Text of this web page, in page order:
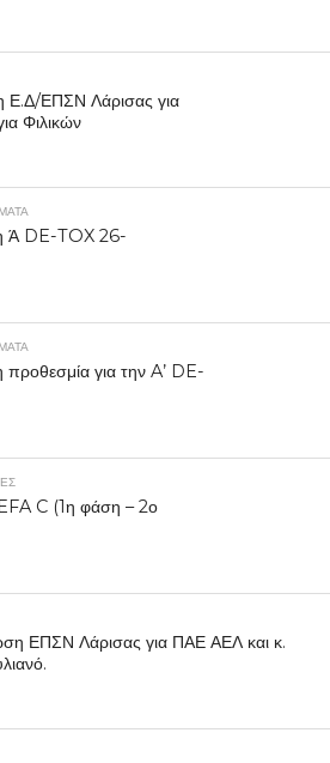
ΕΠΣΝ Λάρισας για
Φιλικών
Ά DE-TOX 26-
προθεσμία για την A’ DE-
C (1η φάση – 2ο
ΕΠΣΝ Λάρισας για ΠΑΕ ΑΕΛ και κ.